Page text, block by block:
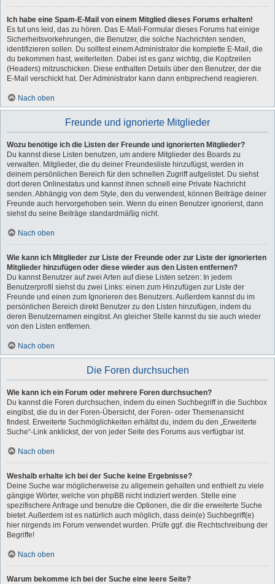
Ich habe eine Spam-E-Mail von einem Mitglied dieses Forums erhalten!
Es tut uns leid, das zu hören. Das E-Mail-Formular dieses Forums hat einige
Sicherheitsvorkehrungen, die Benutzer, die solche Nachrichten senden,
identifizieren sollen. Du solltest einem Administrator die komplette E-Mail, die
du bekommen hast, weiterleiten. Dabei ist es ganz wichtig, die Kopfzeilen
(Headers) mitzuschicken. Diese enthalten Details über den Benutzer, der die
E-Mail verschickt hat. Der Administrator kann dann entsprechend reagieren.
Nach oben
Freunde und ignorierte Mitglieder
Wozu benötige ich die Listen der Freunde und ignorierten Mitglieder?
Du kannst diese Listen benutzen, um andere Mitglieder des Boards zu
verwalten. Mitglieder, die du deiner Freundesliste hinzufügst, werden in
deinem persönlichen Bereich für den schnellen Zugriff aufgelistet. Du siehst
dort deren Onlinestatus und kannst ihnen schnell eine Private Nachricht
senden. Abhängig von dem Style, den du verwendest, können Beiträge deiner
Freunde auch hervorgehoben sein. Wenn du einen Benutzer ignorierst, dann
siehst du seine Beiträge standardmäßig nicht.
Nach oben
Wie kann ich Mitglieder zur Liste der Freunde oder zur Liste der ignorierten
Mitglieder hinzufügen oder diese wieder aus den Listen entfernen?
Du kannst Benutzer auf zwei Arten auf diese Listen setzen: In jedem
Benutzerprofil siehst du zwei Links: einen zum Hinzufügen zur Liste der
Freunde und einen zum Ignorieren des Benutzers. Außerdem kannst du im
persönlichen Bereich direkt Benutzer zu den Listen hinzufügen, indem du
deren Benutzernamen eingibst. An gleicher Stelle kannst du sie auch wieder
von den Listen entfernen.
Nach oben
Die Foren durchsuchen
Wie kann ich ein Forum oder mehrere Foren durchsuchen?
Du kannst die Foren durchsuchen, indem du einen Suchbegriff in die Suchbox
eingibst, die du in der Foren-Übersicht, der Foren- oder Themenansicht
findest. Erweiterte Suchmöglichkeiten erhältst du, indem du den „Erweiterte
Suche“-Link anklickst, der von jeder Seite des Forums aus verfügbar ist.
Nach oben
Weshalb erhalte ich bei der Suche keine Ergebnisse?
Deine Suche war möglicherweise zu allgemein gehalten und enthielt zu viele
gängige Wörter, welche von phpBB nicht indiziert werden. Stelle eine
spezifischere Anfrage und benutze die Optionen, die dir die erweiterte Suche
bietet. Außerdem ist es natürlich auch möglich, dass dein(e) Suchbegriff(e)
hier nirgends im Forum verwendet wurden. Prüfe ggf. die Rechtschreibung der
Begriffe!
Nach oben
Warum bekomme ich bei der Suche eine leere Seite?